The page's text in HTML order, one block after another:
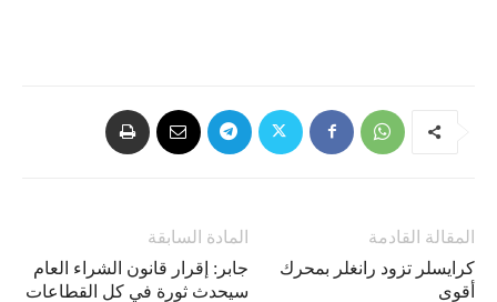
المادة السابقة
جابر: إقرار قانون الشراء العام
سيحدث ثورة في كل القطاعات
المقالة القادمة
كرايسلر تزود رانغلر بمحرك
أقوى